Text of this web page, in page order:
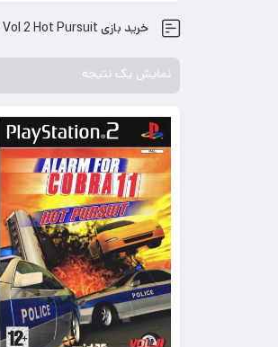
خرید بازی Alarm for Cobra 11 Vol 2 Hot Pursuit با قیمت ارزان
نمایش یک نتیجه